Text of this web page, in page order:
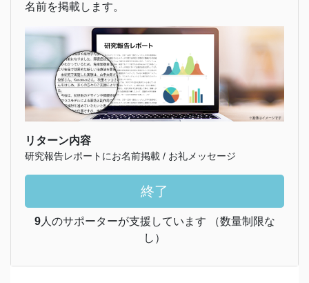
名前を掲載します。
リターン内容
研究報告レポートにお名前掲載 / お礼メッセージ
終了
9人のサポーターが支援しています （数量制限な
し）